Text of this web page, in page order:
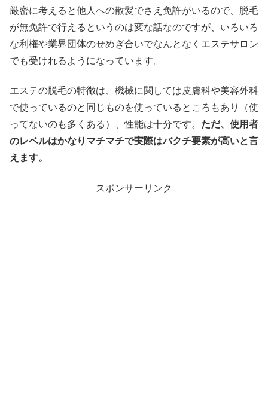
厳密に考えると他人への散髪でさえ免許がいるので、脱毛
が無免許で行えるというのは変な話なのですが、いろいろ
な利権や業界団体のせめぎ合いでなんとなくエステサロン
でも受けれるようになっています。
エステの脱毛の特徴は、機械に関しては皮膚科や美容外科
で使っているのと同じものを使っているところもあり（使
ってないのも多くある）、性能は十分です。 ただ、使用者
のレベルはかなりマチマチで実際はバクチ要素が高いと言
えます。
スポンサーリンク